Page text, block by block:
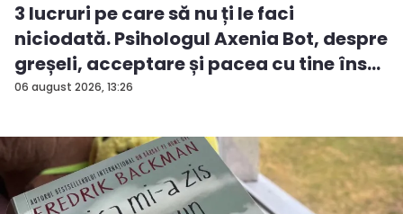
06 august 2026, 13:26
3 lucruri pe care să nu ți le faci
niciodată. Psihologul Axenia Bot, despre
greșeli, acceptare și pacea cu tine îns...